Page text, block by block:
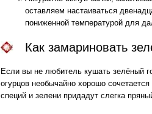
оставляем настаиваться
пониженной температурой для
Как замариновать
Если вы не любитель кушать зелёный
огурцов необычайно хорошо
специй и зелени придадут слегка